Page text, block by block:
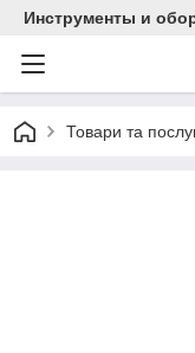
Инструменты и
Товари та